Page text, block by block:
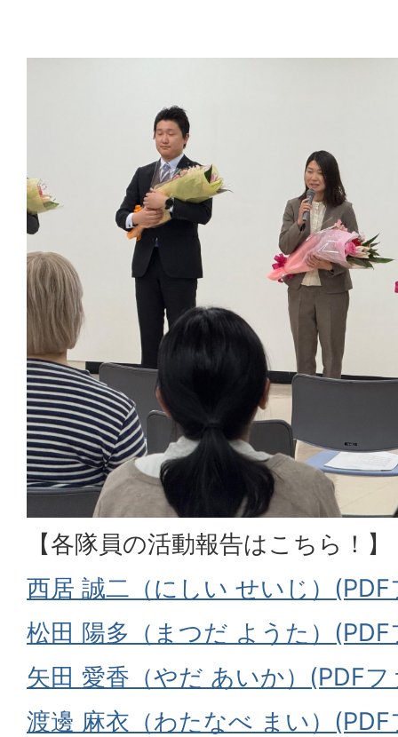
【各隊員の活動報告はこちら！】
西居 誠二（にしい せいじ）
松田 陽多（まつだ ようた）
矢田 愛香（やだ あいか）(PDF
渡邊 麻衣（わたなべ まい）